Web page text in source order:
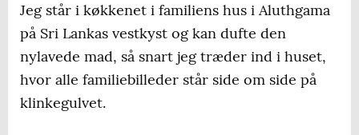
Jeg står i køkkenet i familiens hus i Aluthgama
på Sri Lankas vestkyst og kan dufte den
nylavede mad, så snart jeg træder ind i huset,
hvor alle familiebilleder står side om side på
klinkegulvet.